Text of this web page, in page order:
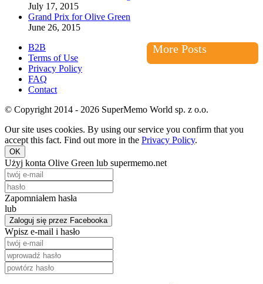
July 17, 2015
Grand Prix for Olive Green
June 26, 2015
More Posts
B2B
Terms of Use
Privacy Policy
FAQ
Contact
© Copyright 2014 - 2026 SuperMemo World sp. z o.o.
Our site uses cookies. By using our service you confirm that you
accept this fact. Find out more in the Privacy Policy.
OK
Użyj konta Olive Green lub supermemo.net
Zapomniałem hasła
lub
Zaloguj się przez Facebooka
Wpisz e-mail i hasło